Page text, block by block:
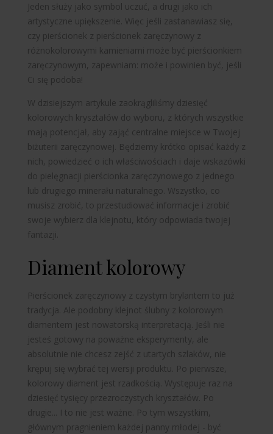
Jeden służy jako symbol uczuć, a drugi jako ich
artystyczne upiększenie. Więc jeśli zastanawiasz się,
czy pierścionek z pierścionek zaręczynowy z
różnokolorowymi kamieniami może być pierścionkiem
zaręczynowym, zapewniam: może i powinien być, jeśli
Ci się podoba!
W dzisiejszym artykule zaokrągliliśmy dziesięć
kolorowych kryształów do wyboru, z których wszystkie
mają potencjał, aby zająć centralne miejsce w Twojej
biżuterii zaręczynowej. Będziemy krótko opisać każdy z
nich, powiedzieć o ich właściwościach i daje wskazówki
do pielęgnacji pierścionka zaręczynowego z jednego
lub drugiego minerału naturalnego. Wszystko, co
musisz zrobić, to przestudiować informacje i zrobić
swoje wybierz dla klejnotu, który odpowiada twojej
fantazji.
Diament kolorowy
Pierścionek zaręczynowy z czystym brylantem to już
tradycja. Ale podobny klejnot ślubny z kolorowym
diamentem jest nowatorską interpretacją. Jeśli nie
jesteś gotowy na poważne eksperymenty, ale
absolutnie nie chcesz zejść z utartych szlaków, nie
krępuj się wybrać tej wersji produktu. Po pierwsze,
kolorowy diament jest rzadkością. Występuje raz na
dziesięć tysięcy przezroczystych kryształów. Po
drugie... I to nie jest ważne. Po tym wszystkim,
głównym pragnieniem każdej panny młodej - być